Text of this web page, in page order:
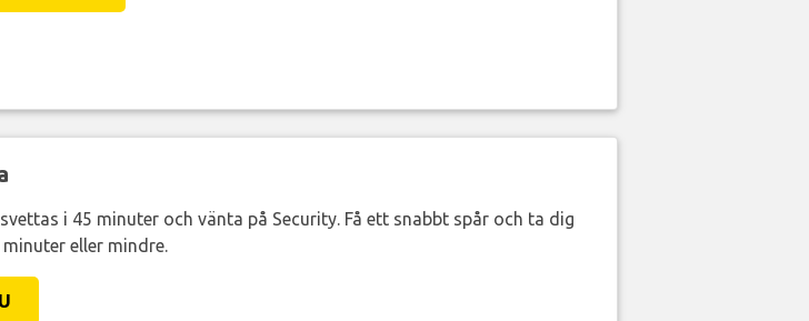
i 45 minuter och vänta på Security. Få ett snabbt spår och ta dig
eller mindre.